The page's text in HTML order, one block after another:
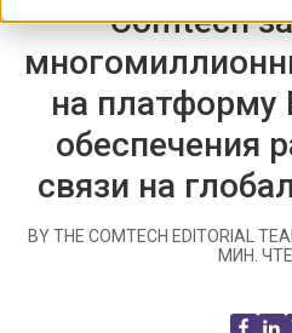
Comtech
на платформу
обеспечения
связи на
BY THE COMTECH EDITORIAL
МИН.